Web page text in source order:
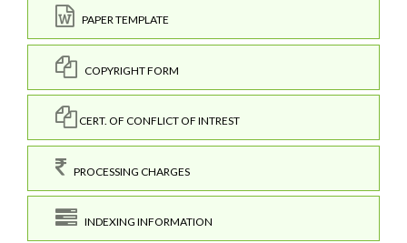
PAPER TEMPLATE
COPYRIGHT FORM
CERT. OF CONFLICT OF INTREST
PROCESSING CHARGES
INDEXING INFORMATION